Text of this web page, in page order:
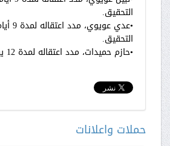
التحقيق.
•عدي
التحقيق.
•حازم حميدات، مدد اعتقاله لمدة 12 يوماً.
حملات واعلانات